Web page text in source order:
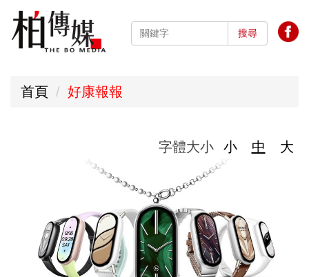
跳
到
搜尋
首頁 好康報報
字體大小 小 中 大